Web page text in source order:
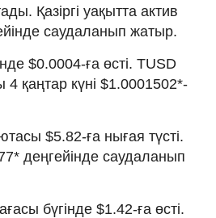
Қазіргі уақытта актив
саудаланып жатыр.
$0.0004-ға өсті. TUSD
қаңтар күні $1.0001502*-
$5.82-ға нығая түсті.
деңгейінде саудаланып
бүгінде $1.42-ға өсті.